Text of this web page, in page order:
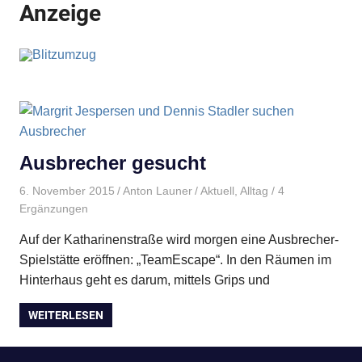
Anzeige
Ausbrecher gesucht
6. November 2015 Anton Launer Aktuell Alltag / 4
Ergänzungen
Auf der Katharinenstraße wird morgen eine Ausbrecher-
Spielstätte eröffnen: „TeamEscape“. In den Räumen im
Hinterhaus geht es darum, mittels Grips und
WEITERLESEN